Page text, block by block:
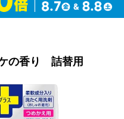
の香り 詰替用